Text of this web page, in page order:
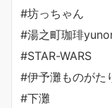
#坊っちゃん
#湯之町珈琲
#STAR-WARS
#伊予灘ものがた
#下灘